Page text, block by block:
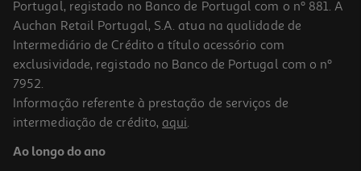
Portugal, registado no Banco de Portugal com o nº 881. A
Auchan Retail Portugal, S.A. atua na qualidade de
Intermediário de Crédito a título acessório com
exclusividade, registado no Banco de Portugal com o nº
7952.
Informação referente à prestação de serviços de
intermediação de crédito, aqui.
Ao longo do ano